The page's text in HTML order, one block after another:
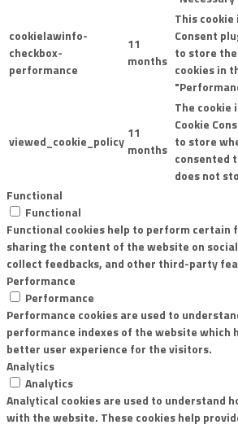
cookielawinfo-
checkbox-
performance
11
months
This cookie
Consent
to store
cookies in
viewed_cookie_policy
11
months
The cookie
Cookie
to store
consented
does not
Functional
Functional
Functional cookies help to perform certain
sharing the content of the website on
collect feedbacks, and other third-party
Performance
Performance
Performance cookies are used to
performance indexes of the website which
better user experience for the visitors.
Analytics
Analytics
Analytical cookies are used to understand
with the website. These cookies help